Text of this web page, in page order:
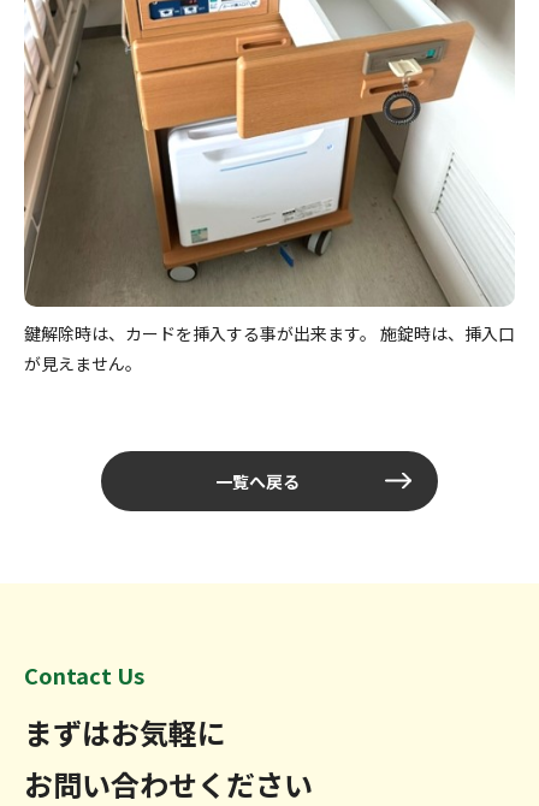
鍵解除時は、カードを挿入する事が出来ます。 施錠時は、挿入口
が見えません。
一覧へ戻る
Contact Us
まずはお気軽に
お問い合わせください